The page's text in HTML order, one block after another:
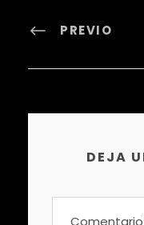
PREVIO
DEJA